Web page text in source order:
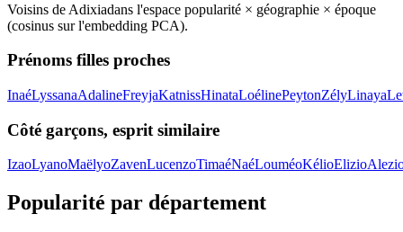
Voisins de Adixiadans l'espace popularité × géographie × époque
(cosinus sur l'embedding PCA).
Prénoms filles proches
InaéLyssanaAdalineFreyjaKatnissHinataLoélinePeytonZélyLinaya
Côté garçons, esprit similaire
IzaoLyanoMaëlyoZavenLucenzoTimaéNaéLouméoKélioElizio
Popularité par département